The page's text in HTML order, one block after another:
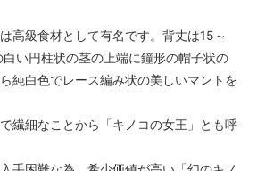
高級食材として有名です。背丈は15～
い円柱状の茎の上端に鐘形の帽子状の
純白色でレース編み状の美しいマントを
繊細なことから「キノコの女王」とも呼